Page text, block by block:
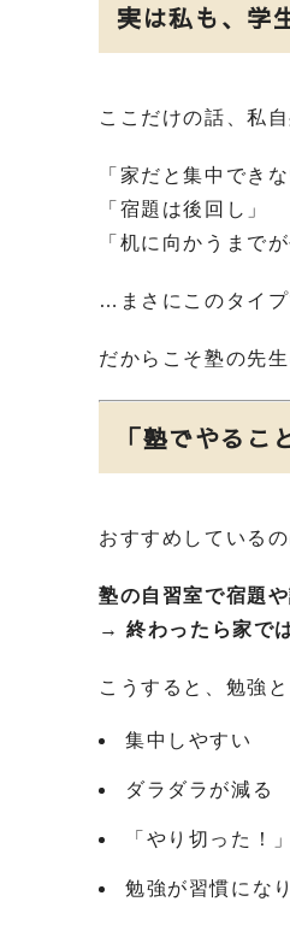
実は私も、学
ここだけの話、私
「家だと集中できな
「宿題は後回し」
「机に向かうまでが
…まさにこのタイプ
だからこそ塾の先
「塾でやるこ
おすすめしている
塾の自習室で宿題
→
終わったら家で
こうすると、勉強
集中しやすい
ダラダラが減る
「やり切った！
勉強が習慣にな